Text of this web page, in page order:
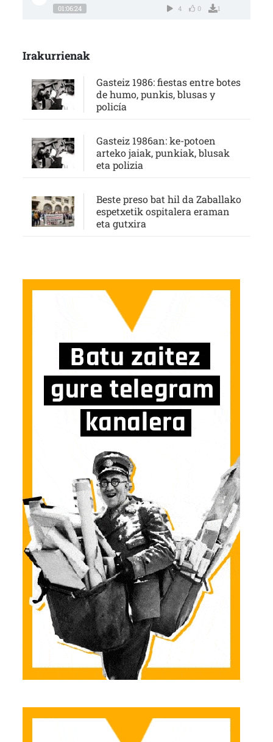
01:06:24 4 0 1
Irakurrienak
Gasteiz 1986: fiestas entre botes
de humo, punkis, blusas y
policía
Gasteiz 1986an: ke-potoen
arteko jaiak, punkiak, blusak
eta polizia
Beste preso bat hil da Zaballako
espetxetik ospitalera eraman
eta gutxira